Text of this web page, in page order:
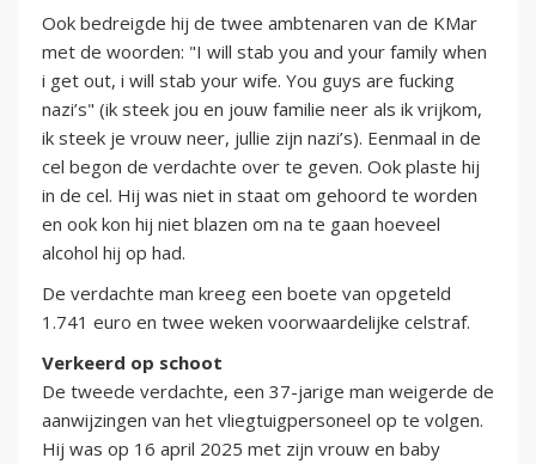
Ook bedreigde hij de twee ambtenaren van de KMar
met de woorden: "I will stab you and your family when
i get out, i will stab your wife. You guys are fucking
nazi’s" (ik steek jou en jouw familie neer als ik vrijkom,
ik steek je vrouw neer, jullie zijn nazi’s). Eenmaal in de
cel begon de verdachte over te geven. Ook plaste hij
in de cel. Hij was niet in staat om gehoord te worden
en ook kon hij niet blazen om na te gaan hoeveel
alcohol hij op had.
De verdachte man kreeg een boete van opgeteld
1.741 euro en twee weken voorwaardelijke celstraf.
Verkeerd op schoot
De tweede verdachte, een 37-jarige man weigerde de
aanwijzingen van het vliegtuigpersoneel op te volgen.
Hij was op 16 april 2025 met zijn vrouw en baby